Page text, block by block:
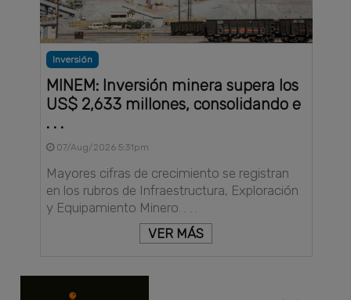
Inversión
MINEM: Inversión minera supera los
US$ 2,633 millones, consolidando e
. . .
07/Aug/2026 5:31pm
Mayores cifras de crecimiento se registran
en los rubros de Infraestructura, Exploración
y Equipamiento Minero. . . .
VER MÁS